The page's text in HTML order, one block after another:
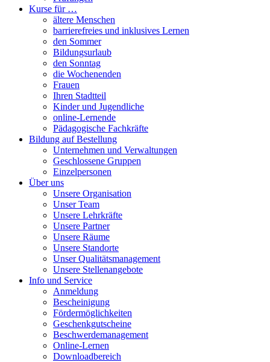
Kurse für …
ältere Menschen
barrierefreies und inklusives Lernen
den Sommer
Bildungsurlaub
den Sonntag
die Wochenenden
Frauen
Ihren Stadtteil
Kinder und Jugendliche
online-Lernende
Pädagogische Fachkräfte
Bildung auf Bestellung
Unternehmen und Verwaltungen
Geschlossene Gruppen
Einzelpersonen
Über uns
Unsere Organisation
Unser Team
Unsere Lehrkräfte
Unsere Partner
Unsere Räume
Unsere Standorte
Unser Qualitätsmanagement
Unsere Stellenangebote
Info und Service
Anmeldung
Bescheinigung
Fördermöglichkeiten
Geschenkgutscheine
Beschwerdemanagement
Online-Lernen
Downloadbereich